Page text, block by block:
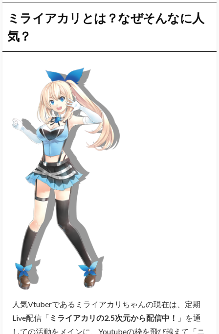
ミライアカリとは？なぜそんなに人
気？
人気Vtuberであるミライアカリちゃんの現在は、定期
Live配信「 ミライアカリの2.5次元から配信中！
」を通
しての活動をメインに、Youtubeの枠を飛び越えて「ニ